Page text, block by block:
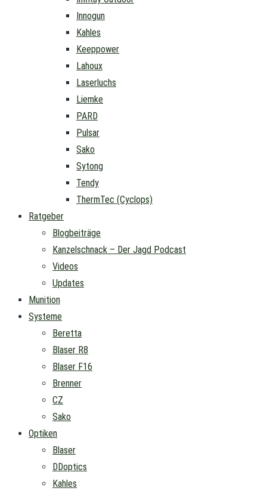
Innogun
Kahles
Keeppower
Lahoux
Laserluchs
Liemke
PARD
Pulsar
Sako
Sytong
Tendy
ThermTec (Cyclops)
Ratgeber
Blogbeiträge
Kanzelschnack – Der Jagd Podcast
Videos
Updates
Munition
Systeme
Beretta
Blaser R8
Blaser F16
Brenner
CZ
Sako
Optiken
Blaser
DDoptics
Kahles